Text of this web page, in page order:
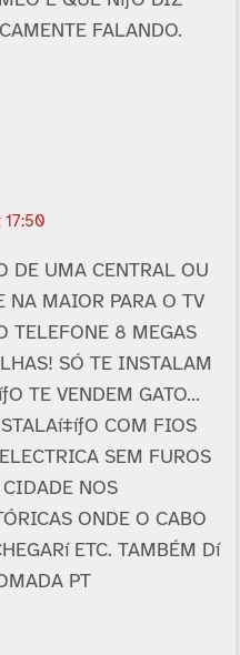
FALANDO.
17:50
DE UMA CENTRAL OU
NA MAIOR PARA O TV
TELEFONE 8 MEGAS
SÓ TE INSTALAM
TE VENDEM GATO…
COM FIOS
SEM FUROS
NOS
ONDE O CABO
ETC. TAMBÉM Dí
PT